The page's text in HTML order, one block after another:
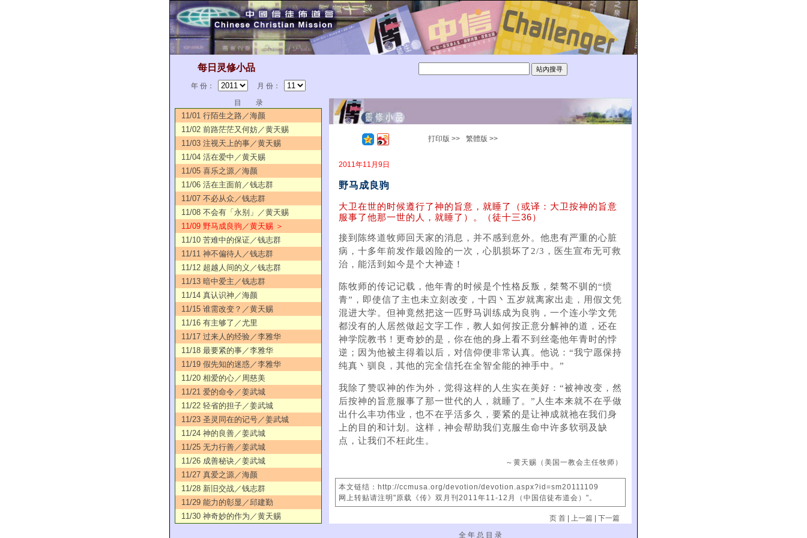
每日灵修小品
年 份：
月 份：
目 录
11/01 行陌生之路／海颜
11/02 前路茫茫又何妨／黄天赐
11/03 注视天上的事／黄天赐
11/04 活在爱中／黄天赐
11/05 喜乐之源／海颜
11/06 活在主面前／钱志群
11/07 不必从众／钱志群
11/08 不会有「永别」／黄天赐
11/09 野马成良驹／黄天赐 ＞
11/10 苦难中的保证／钱志群
11/11 神不偏待人／钱志群
11/12 超越人间的义／钱志群
11/13 暗中爱主／钱志群
11/14 真认识神／海颜
11/15 谁需改变？／黄天赐
11/16 有主够了／尤里
11/17 过来人的经验／李雅华
11/18 最要紧的事／李雅华
11/19 假先知的迷惑／李雅华
11/20 相爱的心／周慈美
11/21 爱的命令／姜武城
11/22 轻省的担子／姜武城
11/23 圣灵同在的记号／姜武城
11/24 神的良善／姜武城
11/25 无力行善／姜武城
11/26 成善秘诀／姜武城
11/27 真爱之源／海颜
11/28 新旧交战／钱志群
11/29 能力的彰显／邱建勤
11/30 神奇妙的作为／黄天赐
打印版 >> 繁體版 >>
2011年11月9日
野马成良驹
大卫在世的时候遵行了神的旨意，就睡了（或译：大卫按神的旨意
服事了他那一世的人，就睡了）。（徒十三36）
接到陈终道牧师回天家的消息，并不感到意外。他患有严重的心脏
病，十多年前发作最凶险的一次，心肌损坏了2/3，医生宣布无可救
治，能活到如今是个大神迹！
陈牧师的传记记载，他年青的时候是个性格反叛，桀骜不驯的“愤
青”，即使信了主也未立刻改变，十四丶五岁就离家出走，用假文凭
混进大学。但神竟然把这一匹野马训练成为良驹，一个连小学文凭
都没有的人居然做起文字工作，教人如何按正意分解神的道，还在
神学院教书！更奇妙的是，你在他的身上看不到丝毫他年青时的悖
逆；因为他被主得着以后，对信仰便非常认真。他说：“我宁愿保持
纯真丶驯良，其他的完全信托在全智全能的神手中。”
我除了赞叹神的作为外，觉得这样的人生实在美好：“被神改变，然
后按神的旨意服事了那一世代的人，就睡了。”人生本来就不在乎做
出什么丰功伟业，也不在乎活多久，要紧的是让神成就祂在我们身
上的目的和计划。这样，神会帮助我们克服生命中许多软弱及缺
点，让我们不枉此生。
～黄天赐（美国一教会主任牧师）
本文链结：http://ccmusa.org/devotion/devotion.aspx?id=sm20111109
网上转贴请注明"原载《传》双月刊2011年11-12月（中国信徒布道会）"。
页 首 |上一篇 |下一篇
全 年 总 目 录